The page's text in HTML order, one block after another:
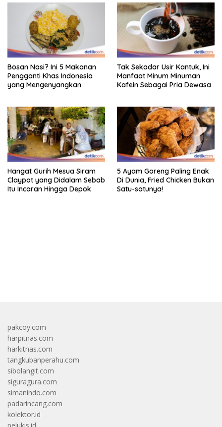
Bosan Nasi? Ini 5 Makanan
Pengganti Khas Indonesia
yang Mengenyangkan
Tak Sekadar Usir Kantuk, Ini
Manfaat Minum Minuman
Kafein Sebagai Pria Dewasa
Hangat Gurih Mesua Siram
Claypot yang Didalam Sebab
Itu Incaran Hingga Depok
5 Ayam Goreng Paling Enak
Di Dunia, Fried Chicken Bukan
Satu-satunya!
pakcoy.com
harpitnas.com
harkitnas.com
tangkubanperahu.com
sibolangit.com
siguragura.com
simanindo.com
padarincang.com
kolektor.id
pelukis.id